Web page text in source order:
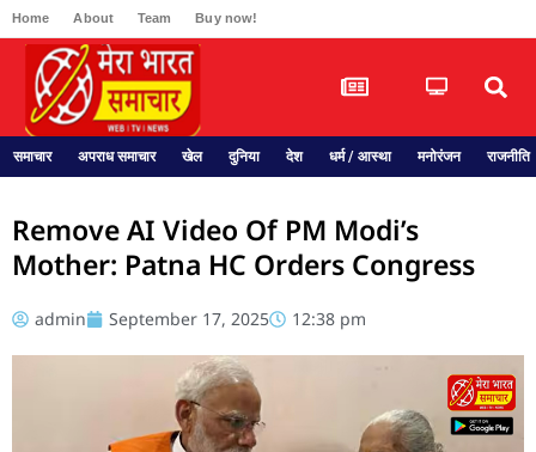
Home About Team Buy now!
समाचार अपराध समाचार खेल दुनिया देश धर्म / आस्था मनोरंजन राजनीति
Remove AI Video Of PM Modi’s
Mother: Patna HC Orders Congress
admin September 17, 2025 12:38 pm